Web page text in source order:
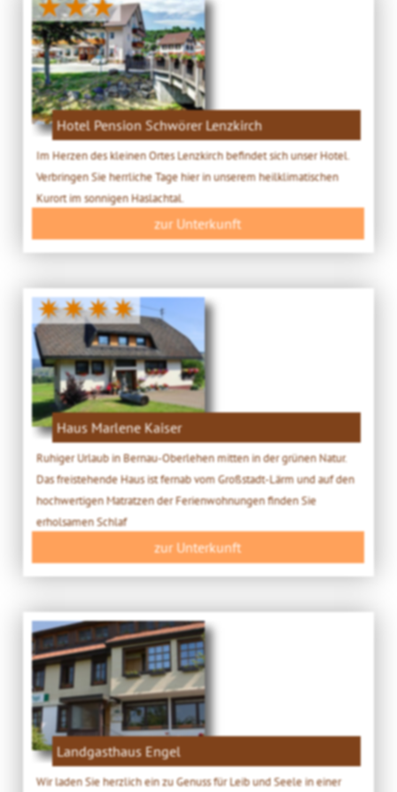
Hotel Pension Schwörer Lenzkirch
Im Herzen des kleinen Ortes Lenzkirch befindet sich unser Hotel.
Verbringen Sie herrliche Tage hier in unserem heilklimatischen
Kurort im sonnigen Haslachtal.
zur Unterkunft
✷✷✷✷
Haus Marlene Kaiser
Ruhiger Urlaub in Bernau-Oberlehen mitten in der grünen Natur.
Das freistehende Haus ist fernab vom Großstadt-Lärm und auf den
hochwertigen Matratzen der Ferienwohnungen finden Sie
erholsamen Schlaf
zur Unterkunft
Landgasthaus Engel
Wir laden Sie herzlich ein zu Genuss für Leib und Seele in einer